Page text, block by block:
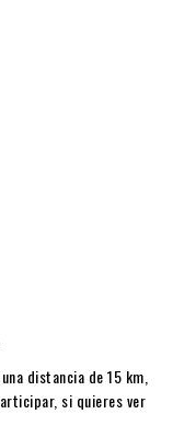
distancia de 15 km,
si quieres ver